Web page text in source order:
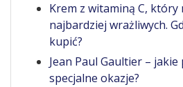
Krem z witaminą C, który
najbardziej wrażliwych.
kupić?
Jean Paul Gaultier –
specjalne okazje?